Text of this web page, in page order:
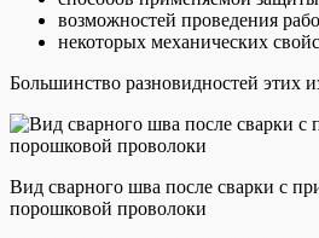
возможностей проведения
некоторых механических
Большинство разновидностей этих
Вид сварного шва после сварки с
порошковой проволоки